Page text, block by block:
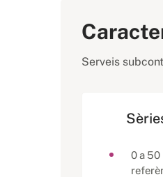
Serveis
0 a